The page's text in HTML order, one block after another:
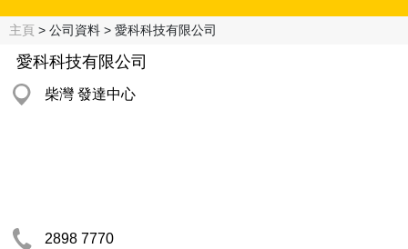
主頁 > 公司資料 > 愛科科技有限公司
愛科科技有限公司
柴灣 發達中心
2898 7770